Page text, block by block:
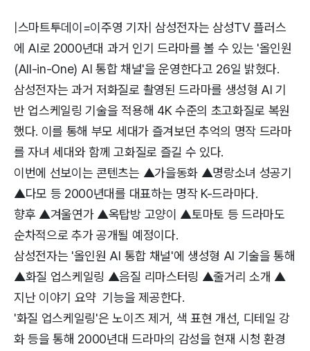
|스마트투데이=이주영 기자| 삼성전자는 삼성TV 플러스
에 AI로 2000년대 과거 인기 드라마를 볼 수 있는 '올인원
(All-in-One) AI 통합 채널'을 운영한다고 26일 밝혔다.
삼성전자는 과거 저화질로 촬영된 드라마를 생성형 AI 기
반 업스케일링 기술을 적용해 4K 수준의 초고화질로 복원
했다. 이를 통해 부모 세대가 즐겨보던 추억의 명작 드라마
를 자녀 세대와 함께 고화질로 즐길 수 있다.
이번에 선보이는 콘텐츠는 ▲가을동화 ▲명랑소녀 성공기
▲다모 등 2000년대를 대표하는 명작 K-드라마다.
향후 ▲겨울연가 ▲옥탑방 고양이 ▲토마토 등 드라마도
순차적으로 추가 공개될 예정이다.
삼성전자는 '올인원 AI 통합 채널'에 생성형 AI 기술을 통해
▲화질 업스케일링 ▲음질 리마스터링 ▲줄거리 소개 ▲
지난 이야기 요약 기능을 제공한다.
'화질 업스케일링'은 노이즈 제거, 색 표현 개선, 디테일 강
화 등을 통해 2000년대 드라마의 감성을 현재 시청 환경